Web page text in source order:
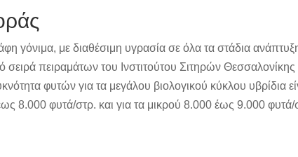
γόνιμα, με διαθέσιμη υγρασία σε όλα τα στάδια
πειραμάτων του Ινστιτούτου Σιτηρών Θεσσαλονίκης
φυτών για τα μεγάλου βιολογικού κύκλου υβρίδια
8.000 φυτά/στρ. και για τα μικρού 8.000 έως 9.000 φυτά/